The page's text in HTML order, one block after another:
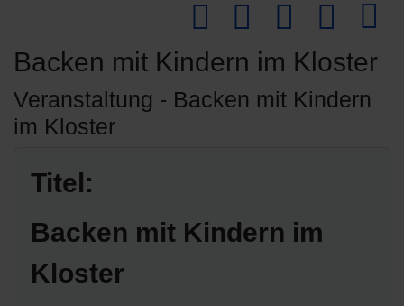
Backen mit Kindern im Kloster
Veranstaltung - Backen mit Kindern
im Kloster
Titel:
Backen mit Kindern im
Kloster